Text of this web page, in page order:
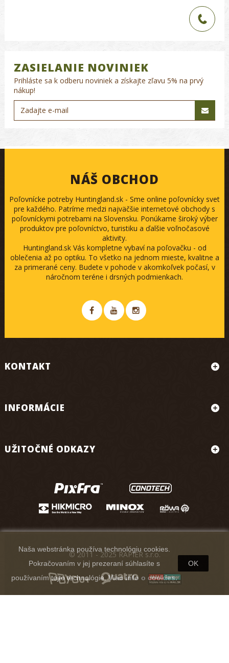
ZASIELANIE NOVINIEK
Prihláste sa k odberu noviniek a získajte zľavu 5% na prvý
nákup!
NÁŠ OBCHOD
Poľovnícke potreby Huntingland.sk - Sme online poľovnícky svet
pre každého. Patríme medzi najväčšie internetové obchody s
poľovníckymi potrebami na Slovensku. Ponúkame široký výber
produktov pre poľovníctvo, turistiku a ďalšie voľnočasové
aktivity.
Huntingland.sk Vás kompletne vybaví na poľovačku - od
oblečenia až po optiku. To všetko na jednom mieste, kvalitne a
za primerané ceny. Budete v pohode v akomkoľvek počasí, v
náročnom teréne i drsných podmienkach.
KONTAKT
INFORMÁCIE
UŽITOČNÉ ODKAZY
Naša webstránka používa technológiu cookies.
Pokračovaním v jej prezeraní súhlasíte s
používaním tejto technológie.Viac info o cookies.
OK
© 2011 - 2025 RAPIER s.r.o.